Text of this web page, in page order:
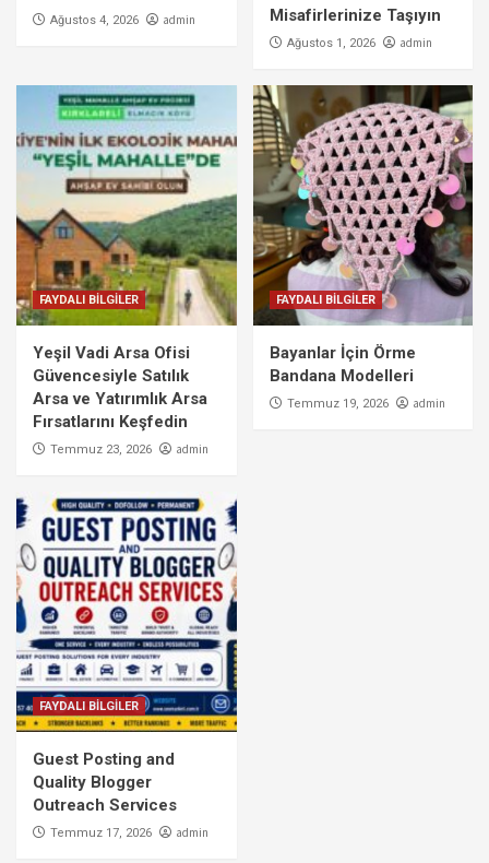
Ağustos 4, 2026 admin
Misafirlerinize Taşıyın
Ağustos 1, 2026 admin
FAYDALI BİLGİLER
Yeşil Vadi Arsa Ofisi
Güvencesiyle Satılık
Arsa ve Yatırımlık Arsa
Fırsatlarını Keşfedin
Temmuz 23, 2026 admin
FAYDALI BİLGİLER
Bayanlar İçin Örme
Bandana Modelleri
Temmuz 19, 2026 admin
FAYDALI BİLGİLER
Guest Posting and
Quality Blogger
Outreach Services
Temmuz 17, 2026 admin